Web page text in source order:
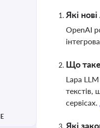
Які
OpenAI
Що таке
Lapa
текстів,
сервісах.
Які